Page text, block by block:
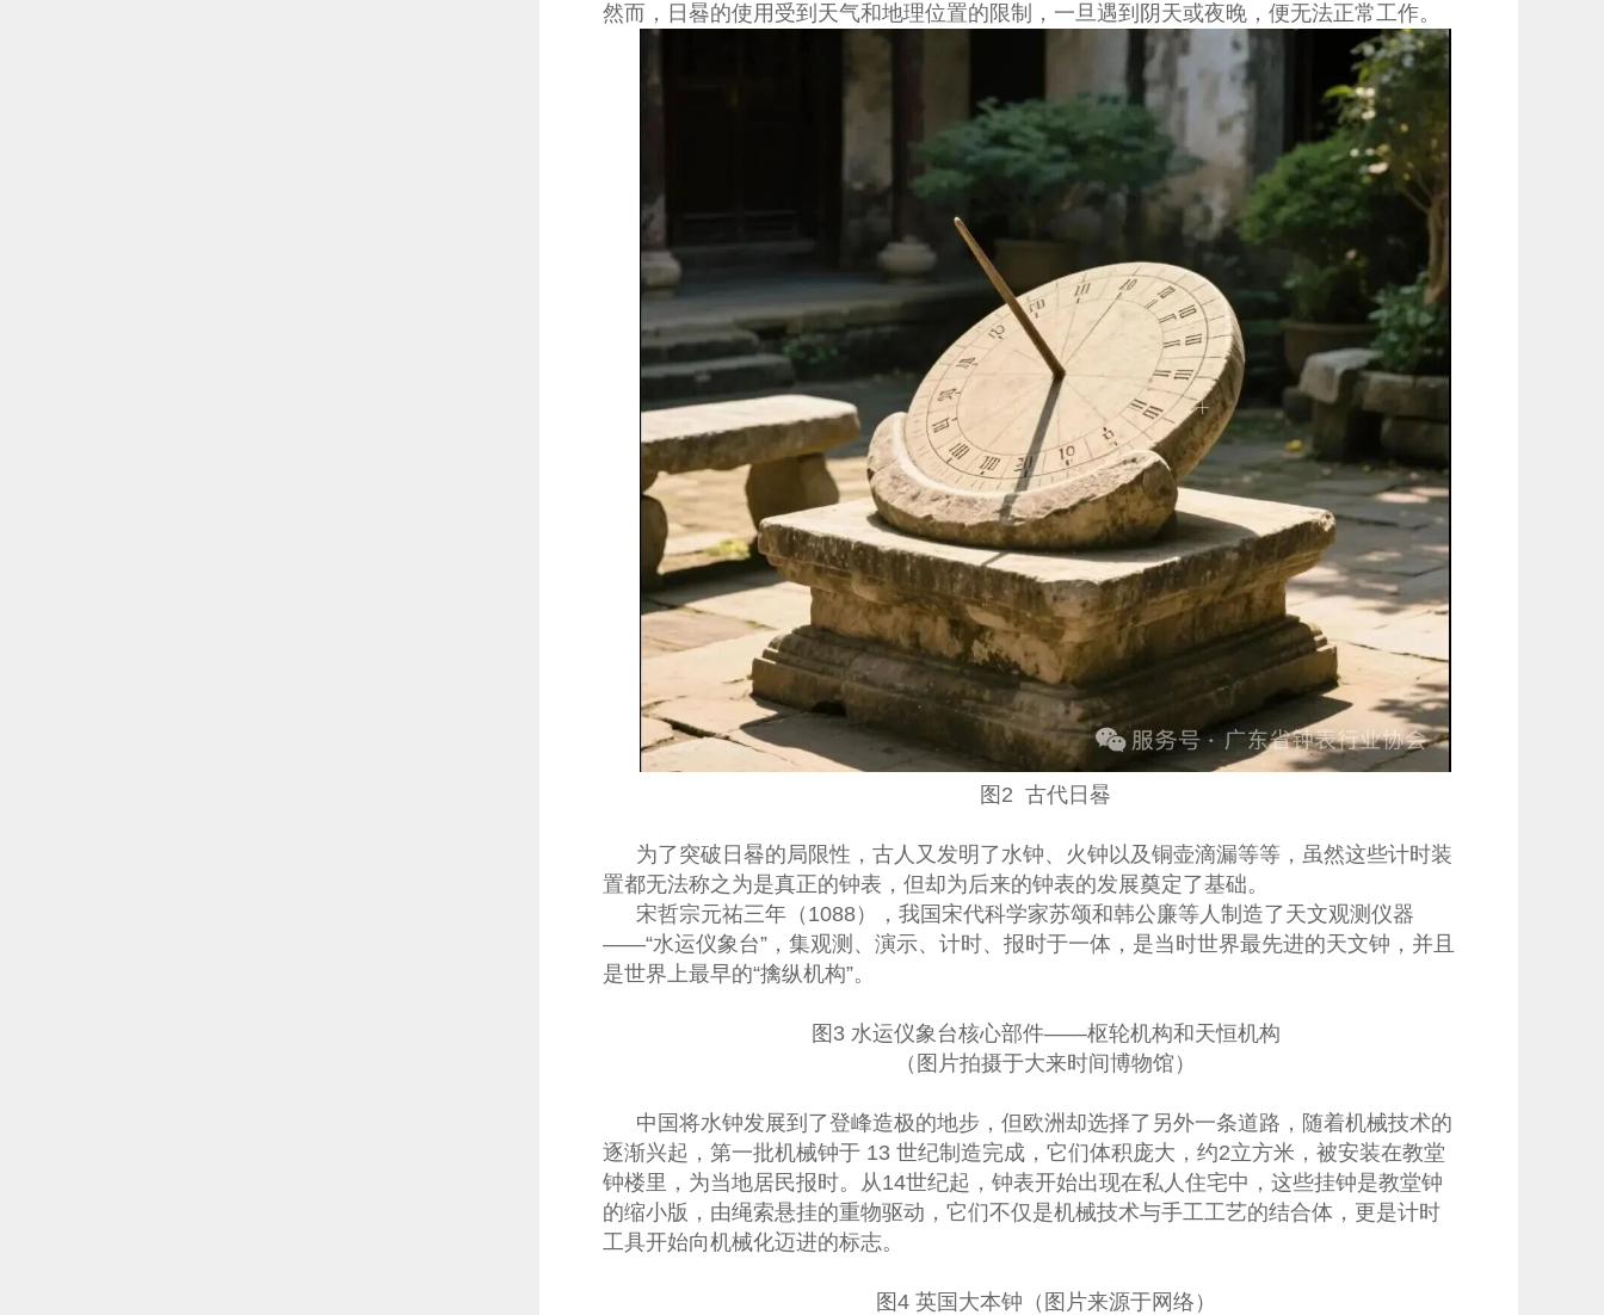
然而，日晷的使用受到天气和地理位置的限制，一旦遇到阴天或夜晚，便无法正常工作。
图2 古代日晷
为了突破日晷的局限性，古人又发明了水钟、火钟以及铜壶滴漏等等，虽然这些计时装
置都无法称之为是真正的钟表，但却为后来的钟表的发展奠定了基础。
宋哲宗元祐三年（1088），我国宋代科学家苏颂和韩公廉等人制造了天文观测仪器
——“水运仪象台”，集观测、演示、计时、报时于一体，是当时世界最先进的天文钟，并且
是世界上最早的“擒纵机构”。
图3 水运仪象台核心部件——枢轮机构和天恒机构
（图片拍摄于大来时间博物馆）
中国将水钟发展到了登峰造极的地步，但欧洲却选择了另外一条道路，随着机械技术的
逐渐兴起，第一批机械钟于 13 世纪制造完成，它们体积庞大，约2立方米，被安装在教堂
钟楼里，为当地居民报时。从14世纪起，钟表开始出现在私人住宅中，这些挂钟是教堂钟
的缩小版，由绳索悬挂的重物驱动，它们不仅是机械技术与手工工艺的结合体，更是计时
工具开始向机械化迈进的标志。
图4 英国大本钟（图片来源于网络）